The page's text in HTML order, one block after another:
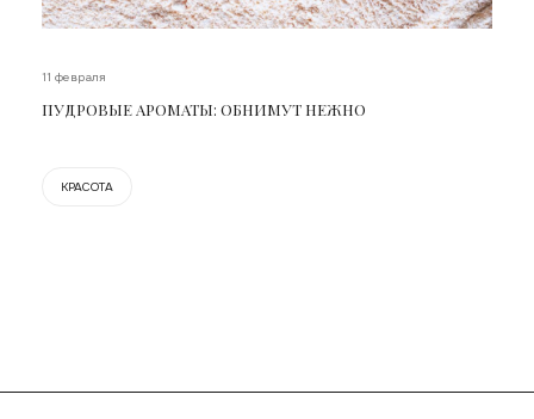
11 февраля
ПУДРОВЫЕ АРОМАТЫ: ОБНИМУТ НЕЖНО
КРАСОТА